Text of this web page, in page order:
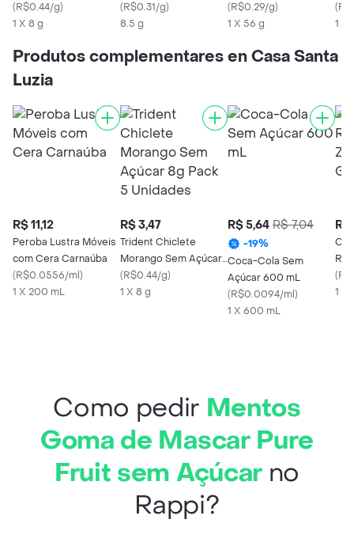
Embalagem com 5
unid.
(R$0.44/g)
1 X 8 g
(R$0.31/g)
8.5 g
Wintergreen Sem
Açúcar
(R$0.29/g)
1 X 56 g
(
1 X
Produtos complementares en Casa Santa
Luzia
R$ 11,12
Peroba Lustra Móveis
com Cera Carnaúba
(R$0.0556/ml)
1 X 200 mL
R$ 3,47
Trident Chiclete
Morango Sem Açúcar
8g Pack 5 Unidades
(R$0.44/g)
1 X 8 g
R$ 5,64 R$ 7,04
-19%
Coca-Cola Sem
Açúcar 600 mL
(R$0.0094/ml)
1 X 600 mL
R$
(
1 X
Como pedir Mentos
Goma de Mascar Pure
Fruit sem Açúcarno
Rappi?